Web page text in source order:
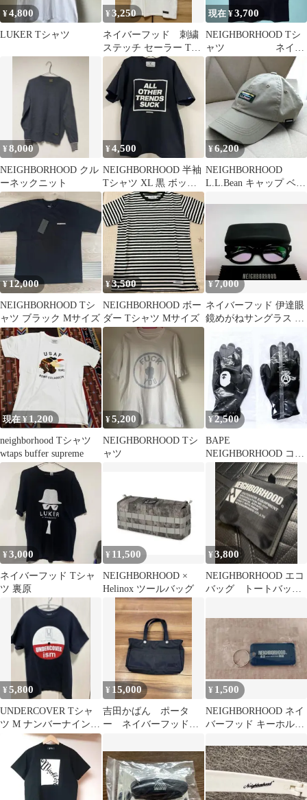
¥4,800
LUKER Tシャツ
¥3,250
ネイバーフッド 刺繍
ステッチ セーラー Tシ
ャツ XL カットソー
現在 ¥3,700
NEIGHBORHOOD Tシ
ャツ ネイバ
ーフッドブラックLサ
イズ
¥8,000
NEIGHBORHOOD クル
ーネックニット
¥4,500
NEIGHBORHOOD 半袖
Tシャツ XL 黒 ボック
スロゴ
¥6,200
NEIGHBORHOOD
L.L.Bean キャップ ベー
¥12,000
NEIGHBORHOOD Tシ
ャツ ブラック Mサイズ
¥3,500
NEIGHBORHOOD ボー
ダー Tシャツ Mサイズ
¥7,000
ネイバーフッド 伊達眼
鏡めがねサングラス コ
現在 ¥ 1,200
neighborhood Tシャツ
wtaps buffer supreme
¥5,200
NEIGHBORHOOD Tシ
ャツ
¥2,500
BAPE
NEIGHBORHOOD コラ
ボ GLOVE BLACK
黒 新品
¥3,000
ネイバーフッド Tシャ
ツ 裏原
¥ 11,500
NEIGHBORHOOD ×
Helinox ツールバッグ
¥3,800
NEIGHBORHOOD エコ
バッグ トートバッ
¥5,800
UNDERCOVER Tシャ
ツ M ナンバーナイン
ネイバーフッド フェス
¥ 15,000
吉田かばん ポータ
ー ネイバーフッド
ック
¥ 1,500
NEIGHBORHOOD ネイ
バーフッド キーホルダ